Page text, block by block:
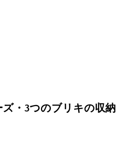
・3つのブリキの収納